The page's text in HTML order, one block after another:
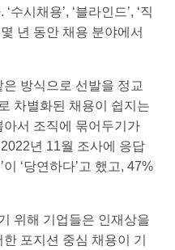
시채용’, ‘블라인드’, ‘직
년 동안 채용 분야에서
방식으로 선발을 정교
차별화된 채용이 쉽지는
서 조직에 묶어두기가
년 11월 조사에 응답
‘당연하다’고 했고, 47%
위해 기업들은 인재상을
포지션 중심 채용이 기